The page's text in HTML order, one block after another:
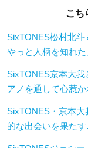
こち
SixTONES松村北
やっと人柄を知れ
SixTONES京本大
アノを通して心惹
SixTONES・京本
的な出会いを果た